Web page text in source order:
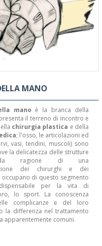
MANO
mano è la branca della
il terreno di incontro e
chirurgia plastica e della
; l'osso, le articolazioni ed
vasi, tendini, muscoli) sono
la delicatezza delle strutture
da ragione di una
dei chirurghi e dei
di questo segmento
per la vita di
lo sport. La conoscenza
complicanze e del loro
la differenza nel trattamento
apparentemente comuni.